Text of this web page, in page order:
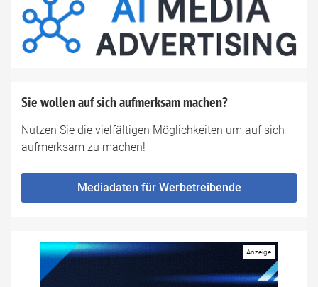
Sie wollen auf sich aufmerksam machen?
Nutzen Sie die vielfältigen Möglichkeiten um auf sich
aufmerksam zu machen!
Mediadaten für Werbetreibende